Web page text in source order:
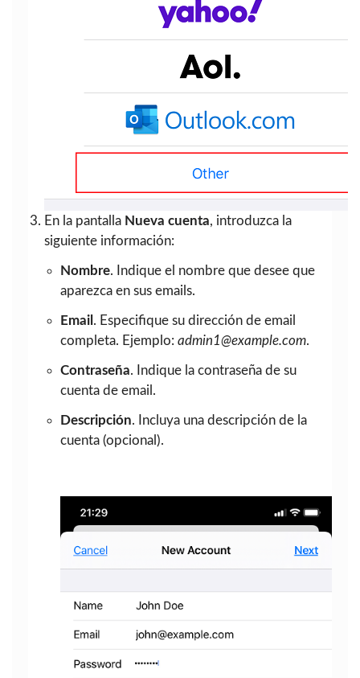
En la pantalla Nueva cuenta, introduzca la
siguiente información:
Nombre. Indique el nombre que desee que
aparezca en sus emails.
Email . Especifique su dirección de email
completa. Ejemplo: admin1@example.com.
Contraseña. Indique la contraseña de su
cuenta de email.
Descripción. Incluya una descripción de la
cuenta (opcional).